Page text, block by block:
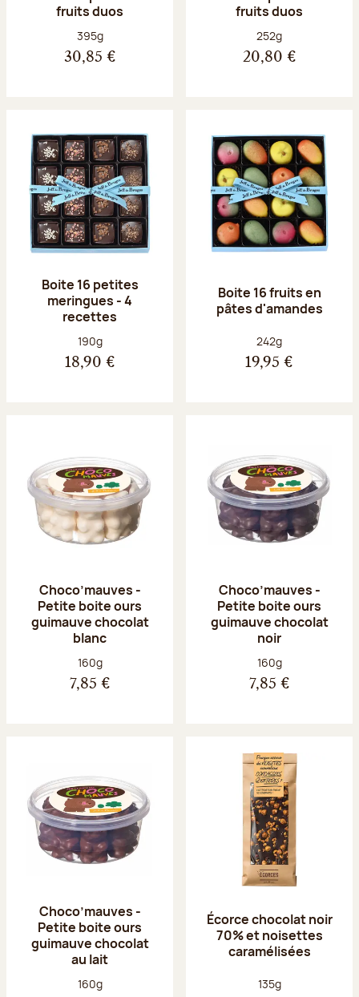
fruits duos
Poids net :
395g
30,85 €
fruits duos
Poids net :
252g
20,80 €
Boite 16 petites
meringues - 4
recettes
Poids net :
190g
18,90 €
Boite 16 fruits en
pâtes d'amandes
Poids net :
242g
19,95 €
Choco’mauves -
Petite boite ours
guimauve chocolat
blanc
Poids net :
160g
7,85 €
Choco’mauves -
Petite boite ours
guimauve chocolat
noir
Poids net :
160g
7,85 €
Choco’mauves -
Petite boite ours
guimauve chocolat
au lait
Poids net :
160g
Écorce chocolat noir
70% et noisettes
caramélisées
Poids net :
135g